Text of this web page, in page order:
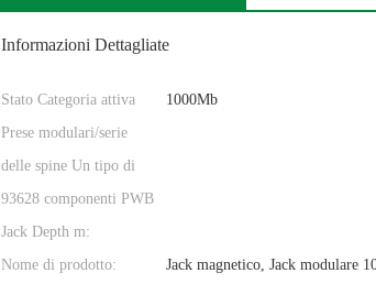
Informazioni Dettagliate
Stato Categoria attiva
Prese modulari/serie
delle spine Un tipo di
93628 componenti PWB
Jack Depth m:
1000Mb
Nome di prodotto: Jack magnetico, Jack modulare